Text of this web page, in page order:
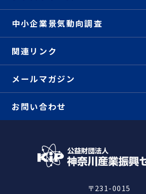
中小企業景気動向調査
関連リンク
メールマガジン
お問い合わせ
〒231-0015